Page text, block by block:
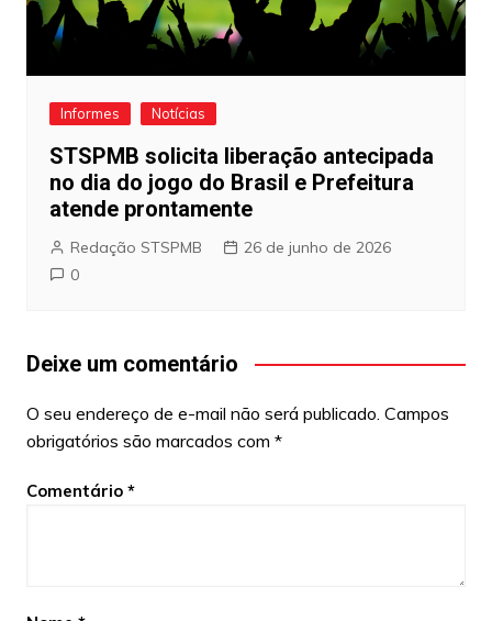
Informes Notícias
STSPMB solicita liberação antecipada
no dia do jogo do Brasil e Prefeitura
atende prontamente
Redação STSPMB
26 de junho de 2026
0
Deixe um comentário
O seu endereço de e-mail não será publicado. Campos
obrigatórios são marcados com *
Comentário *